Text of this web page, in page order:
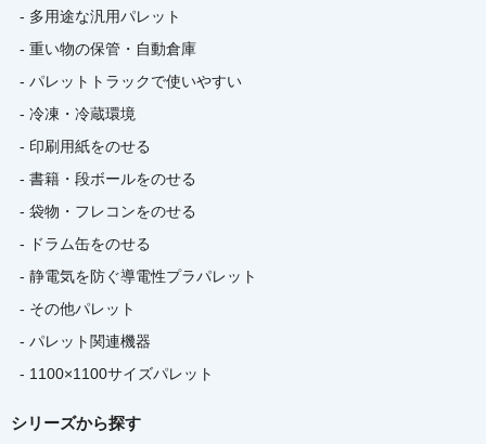
- 多用途な汎用パレット
- 重い物の保管・自動倉庫
- パレットトラックで使いやすい
- 冷凍・冷蔵環境
- 印刷用紙をのせる
- 書籍・段ボールをのせる
- 袋物・フレコンをのせる
- ドラム缶をのせる
- 静電気を防ぐ導電性プラパレット
- その他パレット
- パレット関連機器
- 1100×1100サイズパレット
シリーズから探す